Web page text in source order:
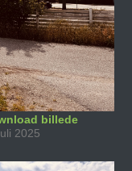
billede
2025